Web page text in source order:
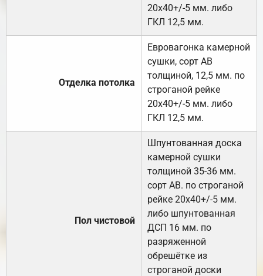
20х40+/-5 мм. либо
ГКЛ 12,5 мм.
Отделка потолка
Евровагонка камерной
сушки, сорт АВ
толщиной, 12,5 мм. по
строганой рейке
20х40+/-5 мм. либо
ГКЛ 12,5 мм.
Пол чистовой
Шпунтованная доска
камерной сушки
толщиной 35-36 мм.
сорт АВ. по строганой
рейке 20х40+/-5 мм.
либо шпунтованная
ДСП 16 мм. по
разряженной
обрешётке из
строганой доски